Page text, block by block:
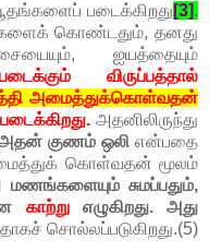
படைக்கிறது [3].
கொண்டதும், தனது
ஐயத்தையும்
படைக்கும் விருப்பத்தால்
அமைத்துக்கொள்வதன்
அதனிலிருந்து
அதன் குணம் ஒலிஎன்பதை
கொள்வதன் மூலம்
சுமப்பதும்,
காற்றுஎழுகிறது. அது
சொல்லப்படுகிறது.(5)